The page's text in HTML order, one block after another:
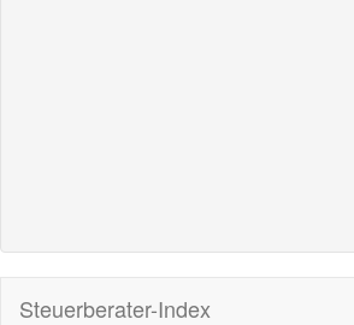
Steuerberater-Index